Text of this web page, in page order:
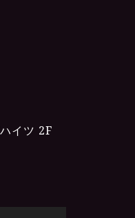
イツ 2F